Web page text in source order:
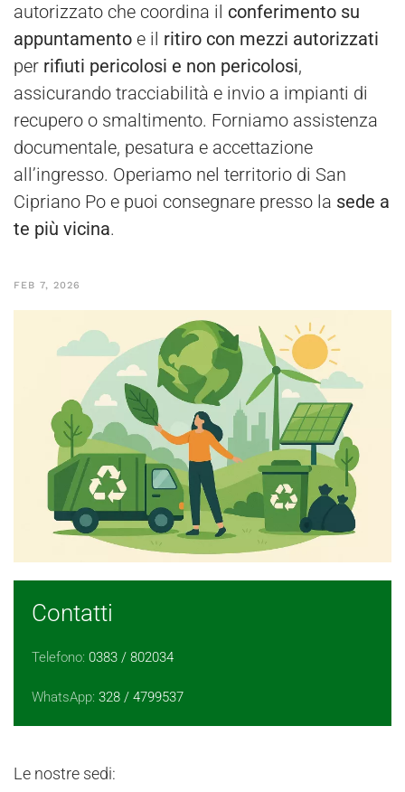
autorizzato che coordina il conferimento su
appuntamento e il ritiro con mezzi autorizzati
per rifiuti pericolosi e non pericolosi,
assicurando tracciabilità e invio a impianti di
recupero o smaltimento. Forniamo assistenza
documentale, pesatura e accettazione
all’ingresso. Operiamo nel territorio di San
Cipriano Po e puoi consegnare presso la sede a
te più vicina.
FEB 7, 2026
Contatti
Telefono: 0383 / 802034
WhatsApp: 328 / 4799537
Le nostre sedi: